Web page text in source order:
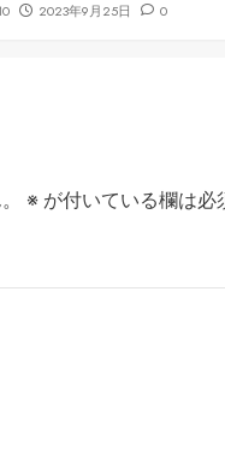
2023年9月25日 0
※ が付いている欄は必